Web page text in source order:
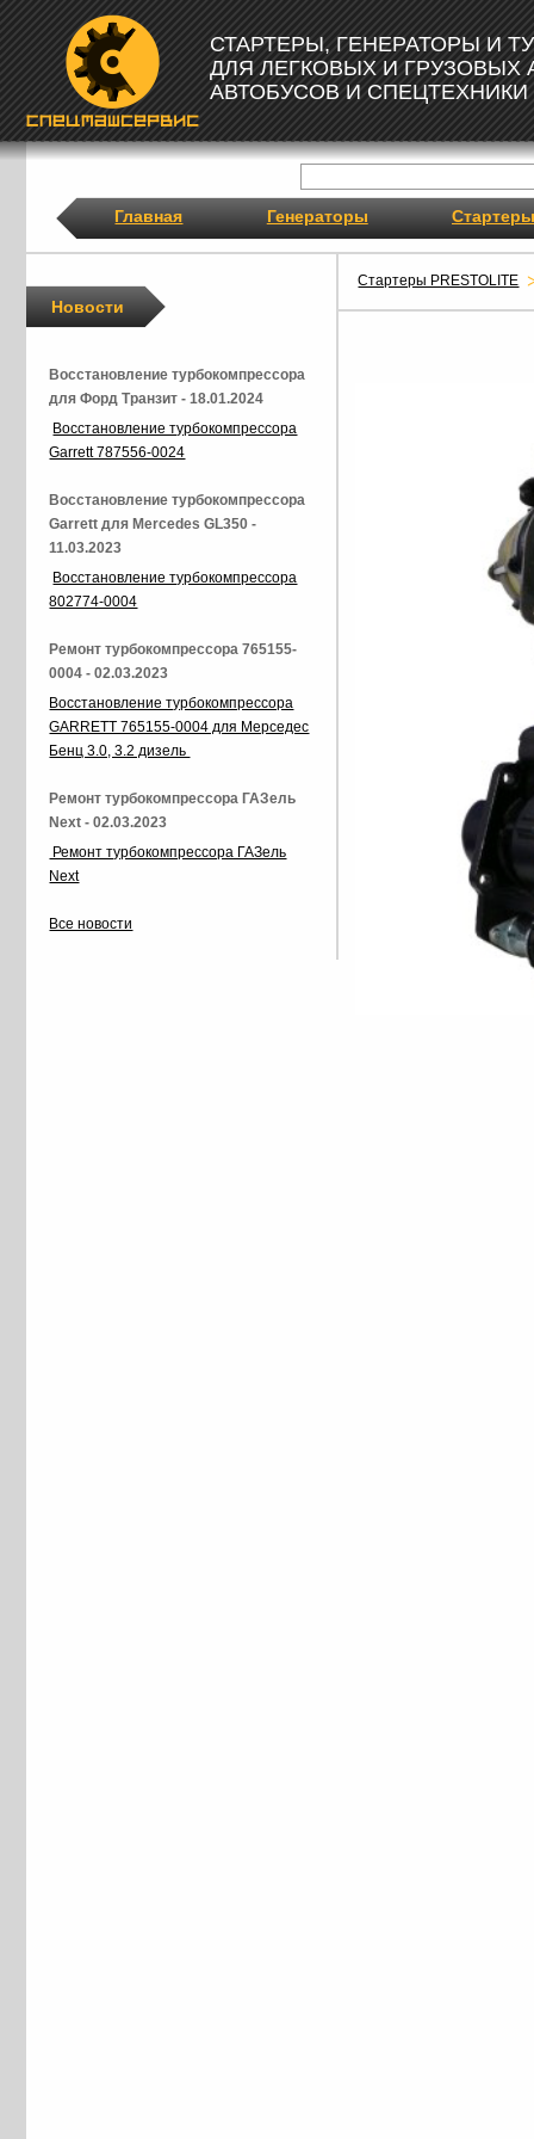
СТАРТЕРЫ, ГЕНЕРАТОРЫ И
ДЛЯ ЛЕГКОВЫХ И ГРУЗОВЫХ
АВТОБУСОВ И СПЕЦТЕХНИКИ
Главная Генераторы Стартеры
Стартеры PRESTOLITE
Новости
Восстановление турбокомпрессора
для Форд Транзит - 18.01.2024
Восстановление турбокомпрессора
Garrett 787556-0024
Восстановление турбокомпрессора
Garrett для Mercedes GL350 -
11.03.2023
Восстановление турбокомпрессора
802774-0004
Ремонт турбокомпрессора 765155-
0004 - 02.03.2023
Восстановление турбокомпрессора
GARRETT 765155-0004 для Мерседес
Бенц 3.0, 3.2 дизель
Ремонт турбокомпрессора ГАЗель
Next - 02.03.2023
Ремонт турбокомпрессора ГАЗель
Next
Все новости